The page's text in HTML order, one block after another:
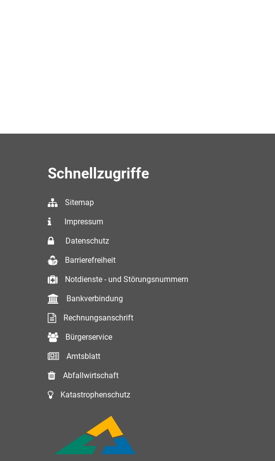
Schnellzugriffe
Sitemap
Impressum
Datenschutz
Barrierefreiheit
Notdienste - und Störungsnummern
Bankverbindung
Rechnungsanschrift
Bürgerservice
Amtsblatt
Abfallwirtschaft
Katastrophenschutz